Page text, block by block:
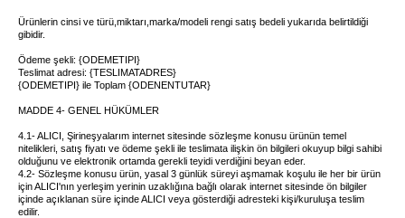
Ürünlerin cinsi ve türü,miktarı,marka/modeli rengi satış bedeli yukarıda belirtildiği
gibidir.
Ödeme şekli: {ODEMETIPI}
Teslimat adresi: {TESLIMATADRES}
{ODEMETIPI} ile Toplam {ODENENTUTAR}
MADDE 4- GENEL HÜKÜMLER
4.1- ALICI, Şirineşyalarım internet sitesinde sözleşme konusu ürünün temel
nitelikleri, satış fiyatı ve ödeme şekli ile teslimata ilişkin ön bilgileri okuyup bilgi sahibi
olduğunu ve elektronik ortamda gerekli teyidi verdiğini beyan eder.
4.2- Sözleşme konusu ürün, yasal 3 günlük süreyi aşmamak koşulu ile her bir ürün
için ALICI'nın yerleşim yerinin uzaklığına bağlı olarak internet sitesinde ön bilgiler
içinde açıklanan süre içinde ALICI veya gösterdiği adresteki kişi/kuruluşa teslim
edilir.